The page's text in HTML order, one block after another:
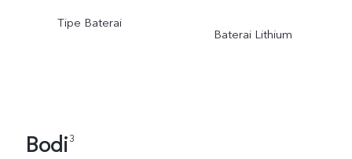
Tipe Baterai
Baterai Lithium
Bodi3